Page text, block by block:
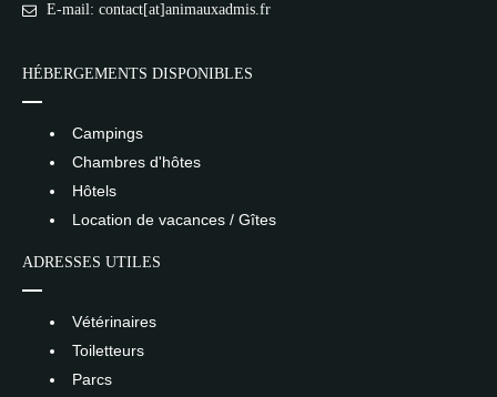
E-mail: contact[at]animauxadmis.fr
HÉBERGEMENTS DISPONIBLES
Campings
Chambres d'hôtes
Hôtels
Location de vacances / Gîtes
ADRESSES UTILES
Vétérinaires
Toiletteurs
Parcs